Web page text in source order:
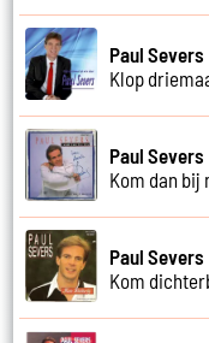
Paul Severs
Klop
Paul Severs
Kom dan bij
Paul Severs
Kom